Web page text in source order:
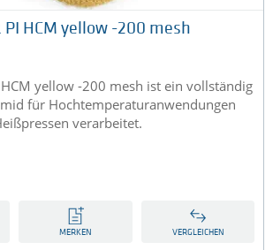
PI HCM yellow -200 mesh
HCM yellow -200 mesh ist ein vollständig
für Hochtemperaturanwendungen
verarbeitet.
MERKEN VERGLEICHEN